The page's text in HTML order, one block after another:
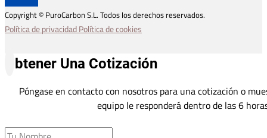
Copyright © PuroCarbon S.L. Todos los derechos reservados.
Política de privacidadPolítica de cookies
Obtener Una Cotización
Póngase en contacto con nosotros para una cotización o
equipo le responderá dentro de las 6